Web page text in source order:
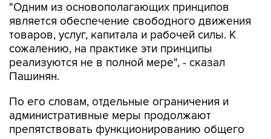
"Одним из основополагающих принципов
является обеспечение свободного движения
товаров, услуг, капитала и рабочей силы. К
сожалению, на практике эти принципы
реализуются не в полной мере", - сказал
Пашинян.
По его словам, отдельные ограничения и
административные меры продолжают
препятствовать функционированию общего